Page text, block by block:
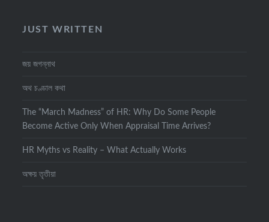
JUST WRITTEN
জয় জগন্নাথ
অথ চণ্ডাল কথা
The “March Madness” of HR: Why Do Some People
Become Active Only When Appraisal Time Arrives?
HR Myths vs Reality – What Actually Works
অক্ষয় তৃতীয়া